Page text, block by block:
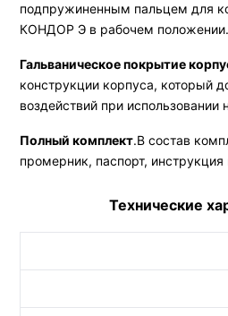
подпружиненным пальцем для
КОНДОР Э в рабочем положении.
Гальваническое покрытие
конструкции корпуса, который
воздействий при
Полный комплект.В состав
промерник, паспорт,
Технические